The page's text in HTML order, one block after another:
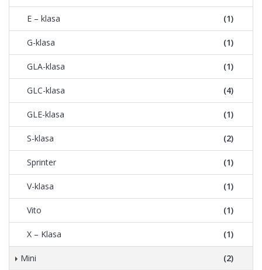
E – klasa (1)
G-klasa (1)
GLA-klasa (1)
GLC-klasa (4)
GLE-klasa (1)
S-klasa (2)
Sprinter (1)
V-klasa (1)
Vito (1)
X – Klasa (1)
Mini (2)